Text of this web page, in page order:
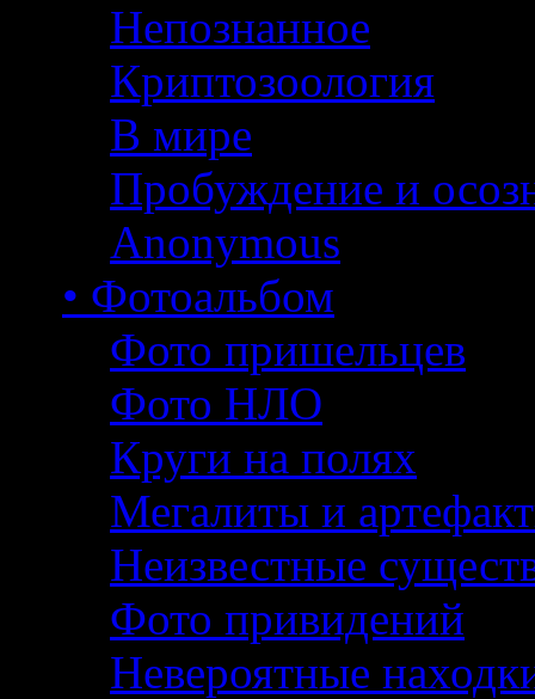
Непознанное
Криптозоология
В мире
Пробуждение и
Anonymous
• Фотоальбом
Фото пришельцев
Фото НЛО
Круги на полях
Мегалиты и
Неизвестные
Фото привидений
Невероятные